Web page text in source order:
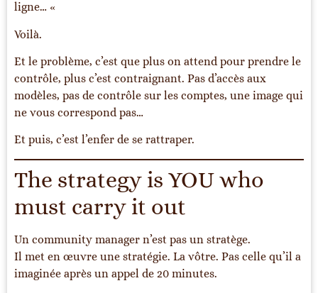
ligne… «
Voilà.
Et le problème, c’est que plus on attend pour prendre le
contrôle, plus c’est contraignant. Pas d’accès aux
modèles, pas de contrôle sur les comptes, une image qui
ne vous correspond pas…
Et puis, c’est l’enfer de se rattraper.
The strategy is YOU who
must carry it out
Un community manager n’est pas un stratège.
Il met en œuvre une stratégie. La vôtre. Pas celle qu’il a
imaginée après un appel de 20 minutes.